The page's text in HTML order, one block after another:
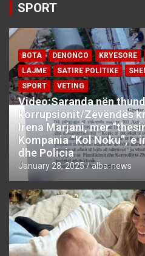
SPORT
BOTA DENONCO KRYESORE
LAJME
SATIRE POLITIKE
SPORT
VETING
Video:Saranda nën
korrupsionit/Zëvëndës
Irena Marjani, mer
Kompania “Kol Noku”,
dhe Policia
January 28, 2025 alba-news